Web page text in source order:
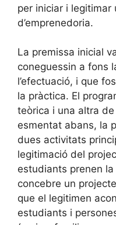
per iniciar i legitimar
d’emprenedoria.
La premissa inicial
coneguessin a fons
l’efectuació, i que
la pràctica. El
teòrica i una altra de
esmentat abans, la
dues activitats
legitimació del
estudiants prenen
concebre un
que el legitimen
estudiants i